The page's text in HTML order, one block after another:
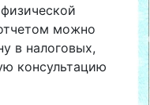
можно
в налоговых,
консультацию